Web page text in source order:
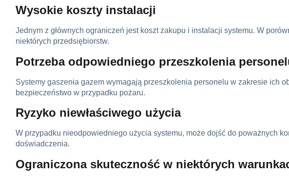
Wysokie koszty instalacji
Jednym z głównych ograniczeń jest koszt zakupu i instalacji systemu. W
niektórych przedsiębiorstw.
Potrzeba odpowiedniego przeszkolenia
Systemy gaszenia gazem wymagają przeszkolenia personelu w zakresie ich
bezpieczeństwo w przypadku pożaru.
Ryzyko niewłaściwego użycia
W przypadku nieodpowiedniego użycia systemu, może dojść do poważnych
doświadczenia.
Ograniczona skuteczność w niektórych